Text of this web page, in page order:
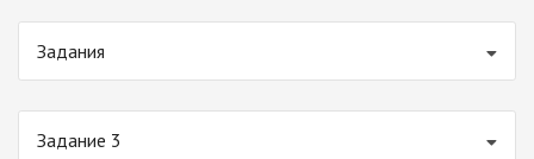
Задания
Задание 3